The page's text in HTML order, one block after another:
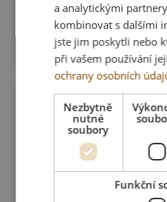
Víc než
a analytickými
kombinovat s dalšími
jste jim poskytli nebo
při vašem používání
ochrany osobních
Nezbytně
nutné
soubory
Funkční